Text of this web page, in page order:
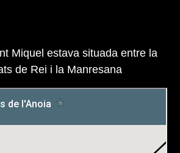
Miquel estava situada entre la
de Rei i la Manresana